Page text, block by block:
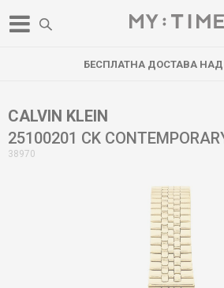
БЕСПЛАТНА ДОСТАВА НАД
CALVIN KLEIN
25100201 CK
38970